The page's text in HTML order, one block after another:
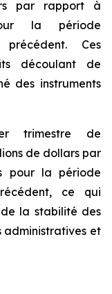
par rapport à
la période
précédent. Ces
découlant de
des instruments
trimestre de
de dollars par
pour la période
ce qui
la stabilité des
administratives et